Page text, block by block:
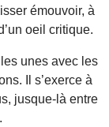
émouvoir, à
oeil critique.
unes avec les
Il s’exerce à
jusque-là entre